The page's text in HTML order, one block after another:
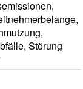
Störung